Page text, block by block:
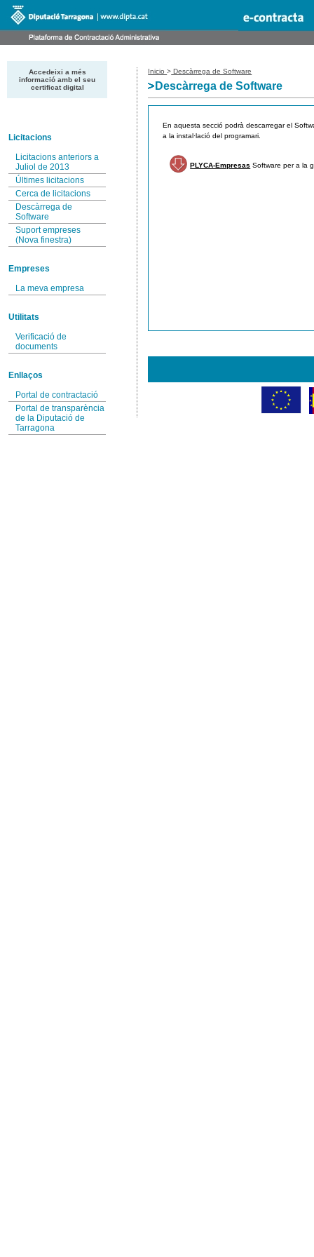
Accedeixi a més
informació amb el seu
certificat digital
Licitacions
Licitacions anteriors a
Juliol de 2013
Últimes licitacions
Cerca de licitacions
Descàrrega de
Software
Suport empreses
(Nova finestra)
Empreses
La meva empresa
Utilitats
Verificació de
documents
Enllaços
Portal de contractació
Portal de transparència
de la Diputació de
Tarragona
Inicio> Descàrrega de Software
Descàrrega de Software
En aquesta secció podrà descarregar el
a la instal·lació del programari.
PLYCA-Empresas Software per a la